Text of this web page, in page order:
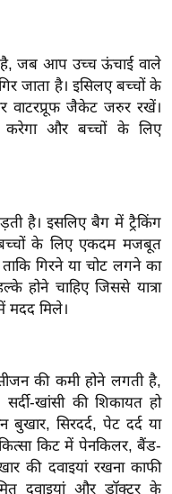
है, जब आप उच्च ऊंचाई वाले
जाता है। इसिलए बच्चों के
जैकेट जरुर रखें।
करेगा और बच्चों के लिए
है। इसलिए बैग में ट्रैकिंग
के लिए एकदम मजबूत
गिरने या चोट लगने का
होने चाहिए जिससे यात्रा
मदद मिले।
की कमी होने लगती है,
खांसी की शिकायत हो
बुखार, सिरदर्द, पेट दर्द या
किट में पेनकिलर, बैंड-
की दवाइयां रखना काफी
दवाइयां और डॉक्टर के